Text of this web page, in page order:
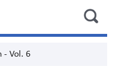
- Vol. 6